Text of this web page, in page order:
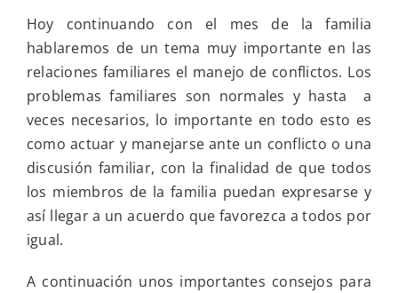
de
conflicto
y
en
nuestra
reflexión
deja
que
la
vida
fluye
no
te
preocupes,
Hoy continuando con el mes de la familia
hablaremos de un tema muy importante en las
relaciones familiares el manejo de conflictos. Los
problemas familiares son normales y hasta a
veces necesarios, lo importante en todo esto es
como actuar y manejarse ante un conflicto o una
discusión familiar, con la finalidad de que todos
los miembros de la familia puedan expresarse y
así llegar a un acuerdo que favorezca a todos por
igual.
A continuación unos importantes consejos para